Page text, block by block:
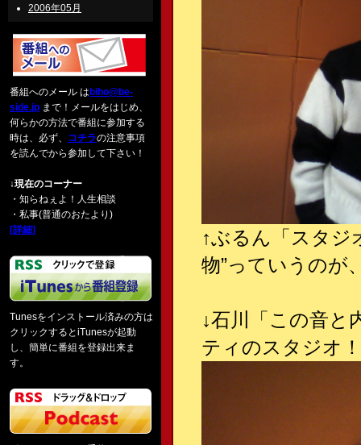
2006年05月
番組へのメール は biho@be-
side.jp まで！メールをはじめ、
何らかの方法で番組に参加する
時は、必ず、 コチラの注意事項
を読んでから参加して下さい！
↓現在のコーナー
・知らねぇよ！人生相談
・私事(普通のおたより)
[詳細]
Tunesをインストール済みの方は
クリックするとiTunesが起動
し、簡単に番組を登録出来ま
す。
↑ぶるん「スタジ
物”っていうのが
↓石川「この音と
ティのスタジオ